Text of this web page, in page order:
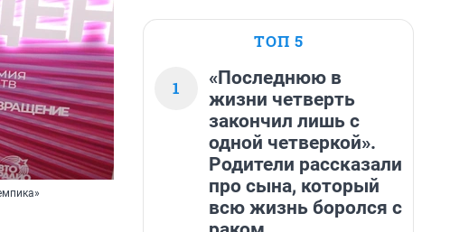
ТОП 5
1
«Последнюю в
жизни четверть
закончил лишь с
одной четверкой».
Родители рассказали
про сына, который
всю жизнь боролся с